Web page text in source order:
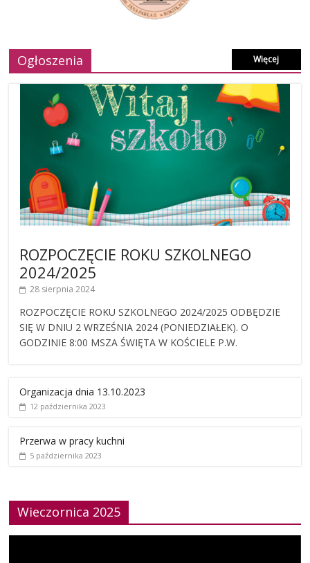
Ogłoszenia Więcej
ROZPOCZĘCIE ROKU SZKOLNEGO
2024/2025
28 sierpnia 2024
ROZPOCZĘCIE ROKU SZKOLNEGO 2024/2025 ODBĘDZIE
SIĘ W DNIU 2 WRZEŚNIA 2024 (PONIEDZIAŁEK). O
GODZINIE 8:00 MSZA ŚWIĘTA W KOŚCIELE P.W.
Organizacja dnia 13.10.2023
12 października 2023
Przerwa w pracy kuchni
5 października 2023
Wieczornica 2025